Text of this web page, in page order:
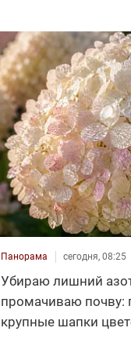
Панорама сегодня, 08:25
Убираю лишний
промачиваю почву:
крупные шапки